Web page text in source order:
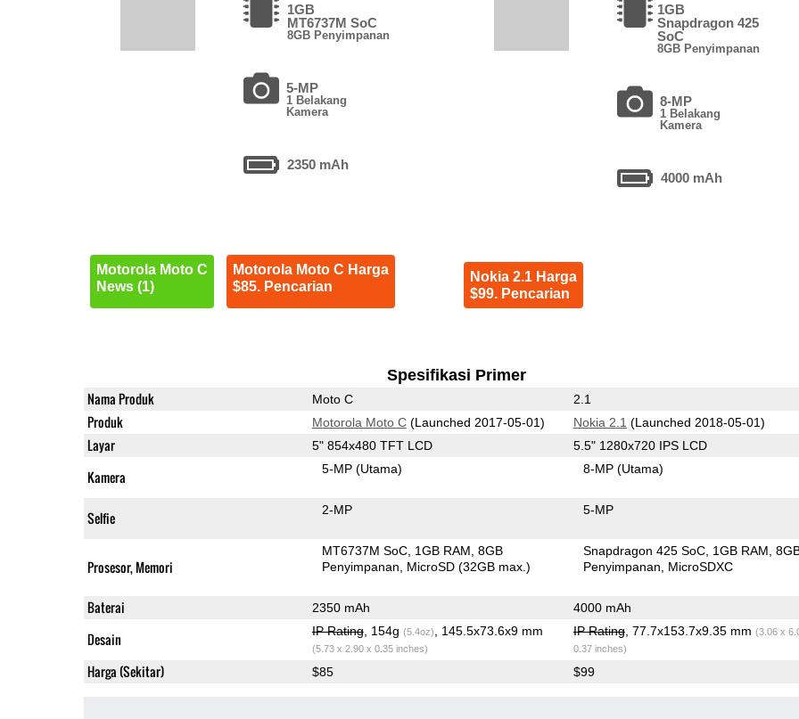
1GB
MT6737M SoC
8GB Penyimpanan
5-MP
1 Belakang
Kamera
2350 mAh
Motorola Moto C
News (1)
Motorola Moto C Harga
$85. Pencarian
1GB
Snapdragon 425
SoC
8GB Penyimpanan
8-MP
1 Belakang
Kamera
4000 mAh
Nokia 2.1 Harga
$99. Pencarian
Spesifikasi Primer
Nama Produk Moto C 2.1
Produk Motorola Moto C(Launched 2017-05-01) Nokia 2.1 (Launched 2018-05-01)
Layar 5" 854x480 TFT LCD 5.5" 1280x720 IPS LCD
Kamera 5-MP(Utama) 8-MP(Utama)
Selfie 2-MP 5-MP
Prosesor, Memori
MT6737M SoC 1GB RAM 8GB
Penyimpanan
MicroSD (32GB max.)
Snapdragon 425 SoC 1GB RAM
Penyimpanan
MicroSDXC
Baterai 2350 mAh 4000 mAh
Desain IP Rating, 154g (5.4oz) , 145.5x73.6x9 mm
(5.73 x 2.90 x 0.35 inches)
IP Rating, 77.7x153.7x9.35 mm (3.06 x
0.37 inches)
Harga (Sekitar) $85 $99